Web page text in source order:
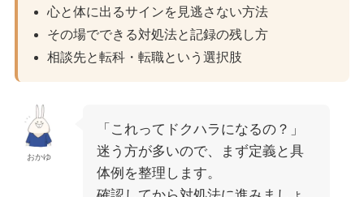
心と体に出るサインを見逃さない方法
その場でできる対処法と記録の残し方
相談先と転科・転職という選択肢
おかゆ
「これってドクハラになるの？」
迷う方が多いので、まず定義と具
体例を整理します。